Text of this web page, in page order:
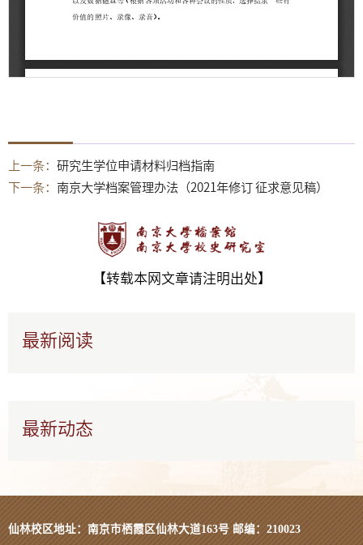
上一条： 研究生学位申请材料归档指南
下一条： 南京大学档案管理办法（2021年修订 征求意见稿）
【转载本网文章请注明出处】
最新阅读
最新动态
仙林校区地址：南京市栖霞区仙林大道163号 邮编：210023